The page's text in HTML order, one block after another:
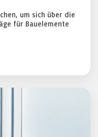
um sich über die
für Bauelemente